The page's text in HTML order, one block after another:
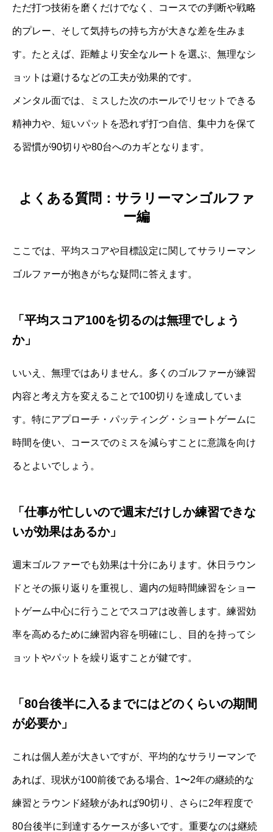
ただ打つ技術を磨くだけでなく、コースでの判断や戦略
的プレー、そして気持ちの持ち方が大きな差を生みま
す。たとえば、距離より安全なルートを選ぶ、無理なシ
ョットは避けるなどの工夫が効果的です。
メンタル面では、ミスした次のホールでリセットできる
精神力や、短いパットを恐れず打つ自信、集中力を保て
る習慣が90切りや80台へのカギとなります。
よくある質問：サラリーマンゴルファ
ー編
ここでは、平均スコアや目標設定に関してサラリーマン
ゴルファーが抱きがちな疑問に答えます。
「平均スコア100を切るのは無理でしょう
か」
いいえ、無理ではありません。多くのゴルファーが練習
内容と考え方を変えることで100切りを達成していま
す。特にアプローチ・パッティング・ショートゲームに
時間を使い、コースでのミスを減らすことに意識を向け
るとよいでしょう。
「仕事が忙しいので週末だけしか練習できな
いが効果はあるか」
週末ゴルファーでも効果は十分にあります。休日ラウン
ドとその振り返りを重視し、週内の短時間練習をショー
トゲーム中心に行うことでスコアは改善します。練習効
率を高めるために練習内容を明確にし、目的を持ってシ
ョットやパットを繰り返すことが鍵です。
「80台後半に入るまでにはどのくらいの期間
が必要か」
これは個人差が大きいですが、平均的なサラリーマンで
あれば、現状が100前後である場合、1〜2年の継続的な
練習とラウンド経験があれば90切り、さらに2年程度で
80台後半に到達するケースが多いです。重要なのは継続